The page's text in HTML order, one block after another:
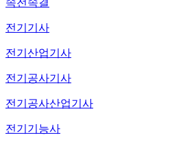
속전속결
전기기사
전기산업기사
전기공사기사
전기공사산업기사
전기기능사